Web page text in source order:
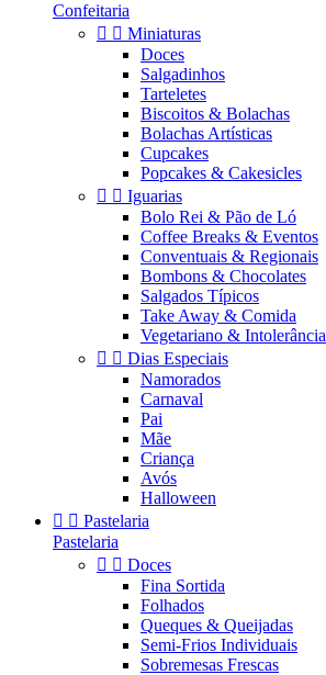
Confeitaria
  Miniaturas
Doces
Salgadinhos
Tarteletes
Biscoitos & Bolachas
Bolachas Artísticas
Cupcakes
Popcakes & Cakesicles
  Iguarias
Bolo Rei & Pão de Ló
Coffee Breaks & Eventos
Conventuais & Regionais
Bombons & Chocolates
Salgados Típicos
Take Away & Comida
Vegetariano & Intolerância
  Dias Especiais
Namorados
Carnaval
Pai
Mãe
Criança
Avós
Halloween
  Pastelaria
Pastelaria
  Doces
Fina Sortida
Folhados
Queques & Queijadas
Semi-Frios Individuais
Sobremesas Frescas